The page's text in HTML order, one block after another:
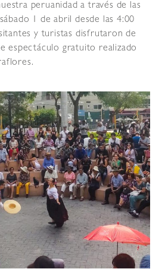
peruanidad a través de las
1 de abril desde las 4:00
y turistas disfrutaron de
espectáculo gratuito realizado